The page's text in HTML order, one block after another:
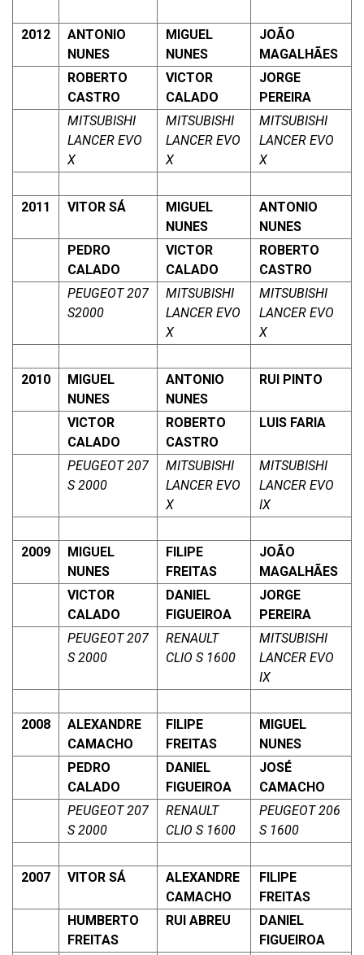
2012
ANTONIO
NUNES
MIGUEL
NUNES
JOÃO
MAGALHÃES
ROBERTO
CASTRO
VICTOR
CALADO
JORGE
PEREIRA
MITSUBISHI
LANCER EVO
X
MITSUBISHI
LANCER EVO
X
MITSUBISHI
LANCER EVO
X
2011 VITOR SÁ
MIGUEL
NUNES
ANTONIO
NUNES
PEDRO
CALADO
VICTOR
CALADO
ROBERTO
CASTRO
PEUGEOT 207
S2000
MITSUBISHI
LANCER EVO
X
MITSUBISHI
LANCER EVO
X
2010
MIGUEL
NUNES
ANTONIO
NUNES
RUI PINTO
VICTOR
CALADO
ROBERTO
CASTRO
LUIS FARIA
PEUGEOT 207
S 2000
MITSUBISHI
LANCER EVO
X
MITSUBISHI
LANCER EVO
IX
2009
MIGUEL
NUNES
FILIPE
FREITAS
JOÃO
MAGALHÃES
VICTOR
CALADO
DANIEL
FIGUEIROA
JORGE
PEREIRA
PEUGEOT 207
S 2000
RENAULT
CLIO S 1600
MITSUBISHI
LANCER EVO
IX
2008
ALEXANDRE
CAMACHO
FILIPE
FREITAS
MIGUEL
NUNES
PEDRO
CALADO
DANIEL
FIGUEIROA
JOSÉ
CAMACHO
PEUGEOT 207
S 2000
RENAULT
CLIO S 1600
PEUGEOT 206
S 1600
2007 VITOR SÁ
ALEXANDRE
CAMACHO
FILIPE
FREITAS
HUMBERTO
FREITAS
RUI ABREU
DANIEL
FIGUEIROA